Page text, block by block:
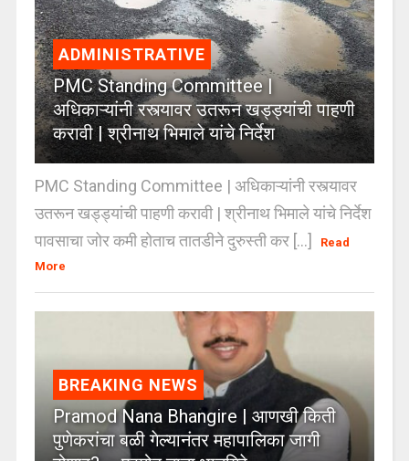
ADMINISTRATIVE
PMC Standing Committee |
अधिकाऱ्यांनी रस्त्यावर उतरून खड्ड्यांची पाहणी
करावी | श्रीनाथ भिमाले यांचे निर्देश
PMC Standing Committee | अधिकाऱ्यांनी रस्त्यावर
उतरून खड्ड्यांची पाहणी करावी | श्रीनाथ भिमाले यांचे निर्देश
पावसाचा जोर कमी होताच तातडीने दुरुस्ती कर [...]
Read
More
BREAKING NEWS
Pramod Nana Bhangire | आणखी किती
पुणेकरांचा बळी गेल्यानंतर महापालिका जागी